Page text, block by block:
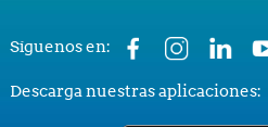
Síguenos en:
Descarga nuestras aplicaciones: